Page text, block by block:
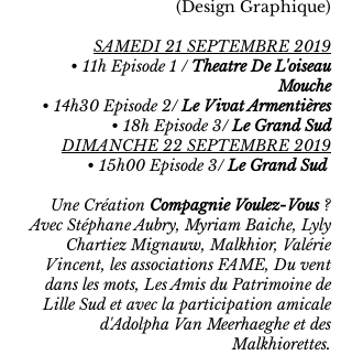
(Design Graphique)
SAMEDI 21 SEPTEMBRE 2019
• 11h Episode 1 /Theatre De L'oiseau
Mouche
• 14h30 Episode 2/Le Vivat Armentières
• 18h Episode 3/Le Grand Sud
DIMANCHE 22 SEPTEMBRE 2019
• 15h00 Episode 3/Le Grand Sud
Une Création Compagnie Voulez-Vous?
Avec Stéphane Aubry, Myriam Baiche, Lyly
Chartiez Mignauw, Malkhior, Valérie
Vincent, les associations FAME, Du vent
dans les mots, Les Amis du Patrimoine de
Lille Sud et avec la participation amicale
d'Adolpha Van Meerhaeghe et des
Malkhiorettes.